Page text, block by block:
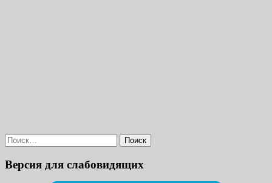
Найти:
Версия для слабовидящих